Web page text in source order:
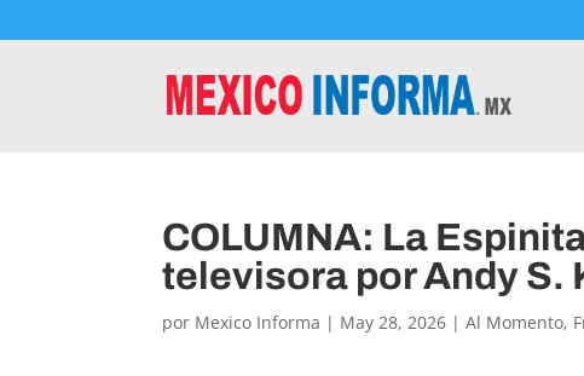
COLUMNA: La
televisora por Andy S.
por Mexico Informa | May 28, 2026 |Al Momento,